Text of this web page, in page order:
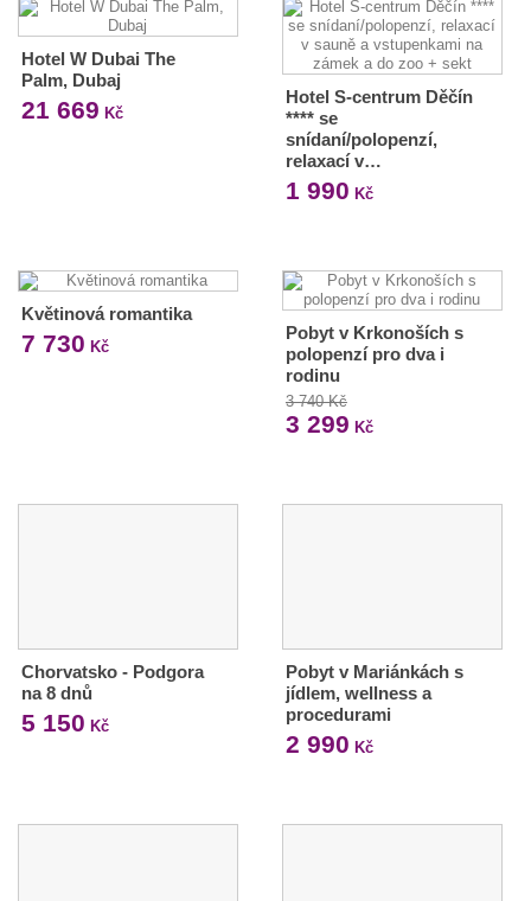
Hotel W Dubai The
Palm, Dubaj
21 669 Kč
Hotel S-centrum Děčín
**** se
snídaní/polopenzí,
relaxací v…
1 990 Kč
Květinová romantika
7 730 Kč
Pobyt v Krkonoších s
polopenzí pro dva i
rodinu
3 740 Kč
3 299 Kč
Chorvatsko - Podgora
na 8 dnů
5 150 Kč
Pobyt v Mariánkách s
jídlem, wellness a
procedurami
2 990 Kč